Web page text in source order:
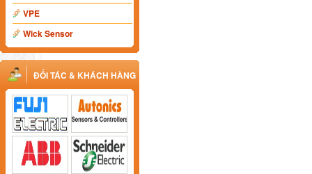
VPE
Wick Sensor
ĐỐI TÁC & KHÁCH HÀNG